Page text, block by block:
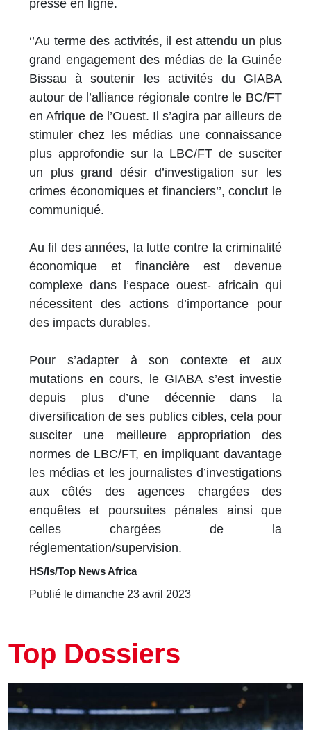
presse en ligne.
‘’Au terme des activités, il est attendu un plus
grand engagement des médias de la Guinée
Bissau à soutenir les activités du GIABA
autour de l’alliance régionale contre le BC/FT
en Afrique de l’Ouest. Il s’agira par ailleurs de
stimuler chez les médias une connaissance
plus approfondie sur la LBC/FT de susciter
un plus grand désir d’investigation sur les
crimes économiques et financiers’’, conclut le
communiqué.
Au fil des années, la lutte contre la criminalité
économique et financière est devenue
complexe dans l’espace ouest- africain qui
nécessitent des actions d’importance pour
des impacts durables.
Pour s’adapter à son contexte et aux
mutations en cours, le GIABA s’est investie
depuis plus d’une décennie dans la
diversification de ses publics cibles, cela pour
susciter une meilleure appropriation des
normes de LBC/FT, en impliquant davantage
les médias et les journalistes d’investigations
aux côtés des agences chargées des
enquêtes et poursuites pénales ainsi que
celles chargées de la
réglementation/supervision.
HS/ls/Top News Africa
Publié le dimanche 23 avril 2023
Top Dossiers